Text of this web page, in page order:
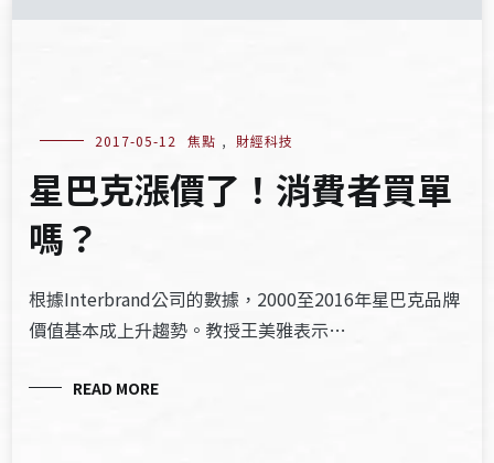
2017-05-12 焦點 , 財經科技
星巴克漲價了！消費者買單
嗎？
根據Interbrand公司的數據，2000至2016年星巴克品牌
價值基本成上升趨勢。教授王美雅表示…
READ MORE